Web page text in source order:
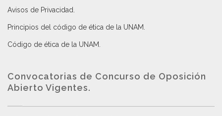
Avisos de Privacidad
Principios del código de ética de la UNAM
Código de ética de la UNAM
Convocatorias de Concurso de Oposición
Abierto Vigentes.